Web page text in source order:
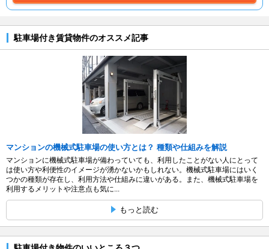
駐車場付き賃貸物件のオススメ記事
マンションの機械式駐車場の使い方とは？ 種類や仕組みを解説
マンションに機械式駐車場が備わっていても、利用したことがない人にとって
は使い方や利便性のイメージが湧かないかもしれない。機械式駐車場にはいく
つかの種類が存在し、利用方法や仕組みに違いがある。また、機械式駐車場を
利用するメリットや注意点も気に...
もっと読む